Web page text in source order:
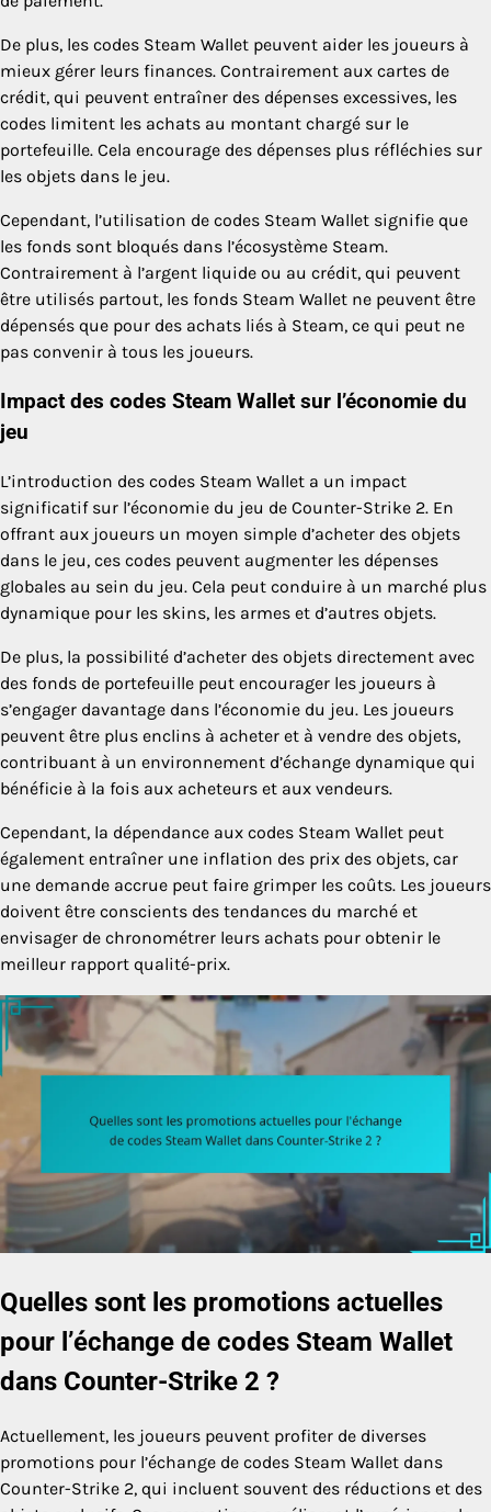
De plus, les codes Steam Wallet peuvent aider les joueurs à
mieux gérer leurs finances. Contrairement aux cartes de
crédit, qui peuvent entraîner des dépenses excessives, les
codes limitent les achats au montant chargé sur le
portefeuille. Cela encourage des dépenses plus réfléchies sur
les objets dans le jeu.
Cependant, l’utilisation de codes Steam Wallet signifie que
les fonds sont bloqués dans l’écosystème Steam.
Contrairement à l’argent liquide ou au crédit, qui peuvent
être utilisés partout, les fonds Steam Wallet ne peuvent être
dépensés que pour des achats liés à Steam, ce qui peut ne
pas convenir à tous les joueurs.
Impact des codes Steam Wallet sur l’économie du
jeu
L’introduction des codes Steam Wallet a un impact
significatif sur l’économie du jeu de Counter-Strike 2. En
offrant aux joueurs un moyen simple d’acheter des objets
dans le jeu, ces codes peuvent augmenter les dépenses
globales au sein du jeu. Cela peut conduire à un marché plus
dynamique pour les skins, les armes et d’autres objets.
De plus, la possibilité d’acheter des objets directement avec
des fonds de portefeuille peut encourager les joueurs à
s’engager davantage dans l’économie du jeu. Les joueurs
peuvent être plus enclins à acheter et à vendre des objets,
contribuant à un environnement d’échange dynamique qui
bénéficie à la fois aux acheteurs et aux vendeurs.
Cependant, la dépendance aux codes Steam Wallet peut
également entraîner une inflation des prix des objets, car
une demande accrue peut faire grimper les coûts. Les joueurs
doivent être conscients des tendances du marché et
envisager de chronométrer leurs achats pour obtenir le
meilleur rapport qualité-prix.
Quelles sont les promotions actuelles
pour l’échange de codes Steam Wallet
dans Counter-Strike 2 ?
Actuellement, les joueurs peuvent profiter de diverses
promotions pour l’échange de codes Steam Wallet dans
Counter-Strike 2, qui incluent souvent des réductions et des